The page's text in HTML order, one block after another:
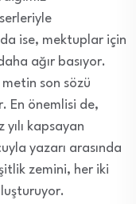
ise, mektuplar için
ağır basıyor.
son sözü
En önemlisi de,
kapsayan
yazarı arasında
zemini, her iki